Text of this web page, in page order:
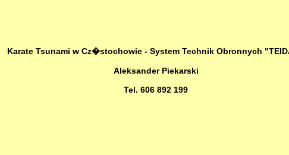
Karate Tsunami w Cz�stochowie - System Technik Obronnych
Aleksander Piekarski
Tel. 606 892 199